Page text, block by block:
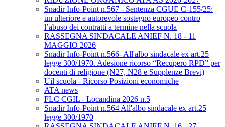
Snadir Info-Point n.567 - Sentenza CGUE C‑155/25:
un ulteriore e autorevole sostegno europeo contro
l’abuso dei contratti a termine nella scuola
RASSEGNA SINDACALE ANIEF N. 18 - 11
MAGGIO 2026
Snadir Info-Point n.566- All'albo sindacale ex art.25
legge 300/1970. Adesione ricorso “Recupero RPD” per
docenti di religione (N27, N28 e Supplenze Brevi)
Uil scuola - Ricorso Posizioni economiche
ATA news
FLC CGIL - Locandina 2026 n.5
Snadir Info-Point n.564 All'albo sindacale ex art.25
legge 300/1970